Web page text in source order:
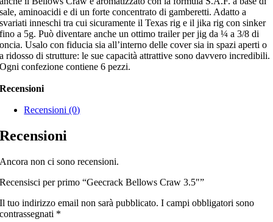
sale, aminoacidi e di un forte concentrato di gamberetti. Adatto a
svariati inneschi tra cui sicuramente il Texas rig e il jika rig con sinker
fino a 5g. Può diventare anche un ottimo trailer per jig da ¼ a 3/8 di
oncia. Usalo con fiducia sia all’interno delle cover sia in spazi aperti o
a ridosso di strutture: le sue capacità attrattive sono davvero incredibili.
Ogni confezione contiene 6 pezzi.
Recensioni
Recensioni (0)
Recensioni
Ancora non ci sono recensioni.
Recensisci per primo “Geecrack Bellows Craw 3.5″”
Il tuo indirizzo email non sarà pubblicato. I campi obbligatori sono
contrassegnati *